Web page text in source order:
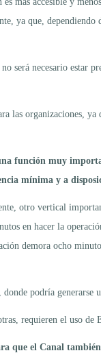
ya que,
necesario estar
las organizaciones,
función muy
mínima y a
otro vertical
en hacer la
demora ocho
podría generarse
requieren el uso
que el Canal